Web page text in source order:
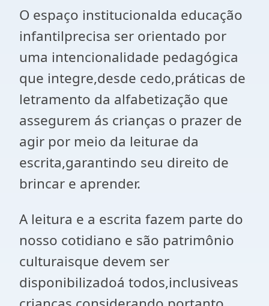
O espaço institucionalda educação
infantilprecisa ser orientado por
uma intencionalidade pedagógica
que integre,desde cedo,práticas de
letramento da alfabetização que
assegurem ás crianças o prazer de
agir por meio da leiturae da
escrita,garantindo seu direito de
brincar e aprender.
A leitura e a escrita fazem parte do
nosso cotidiano e são patrimônio
culturaisque devem ser
disponibilizadoá todos,inclusiveas